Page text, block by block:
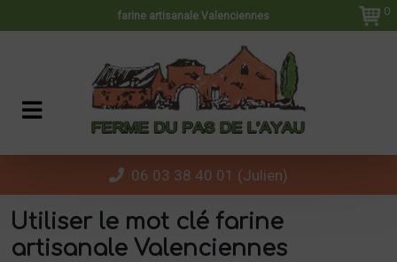
farine artisanale Valenciennes 0
06 03 38 40 01 (Julien)
Utiliser le mot clé farine
artisanale Valenciennes
Panneau de gestion des cookies